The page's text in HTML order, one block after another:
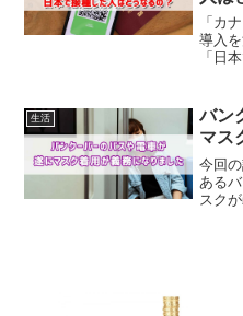
「カ
導入
「日
そん
まし
生活
バン
マス
今回
ある
スク